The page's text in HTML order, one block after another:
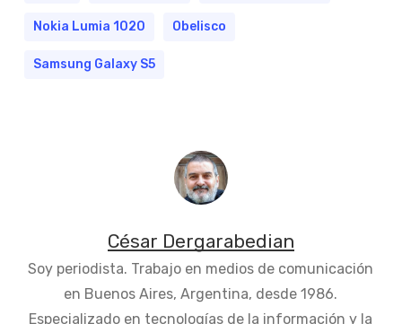
Nokia Lumia 1020 Obelisco
Samsung Galaxy S5
César Dergarabedian
Soy periodista. Trabajo en medios de comunicación
en Buenos Aires, Argentina, desde 1986.
Especializado en tecnologías de la información y la